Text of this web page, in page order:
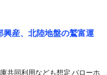
産、北陸地盤の鷲富運
共同利用なども想定 バローホ